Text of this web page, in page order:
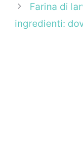
Farina di
ingredienti: